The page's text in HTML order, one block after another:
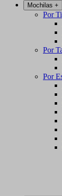
Mochilas +
Por
Por
Por